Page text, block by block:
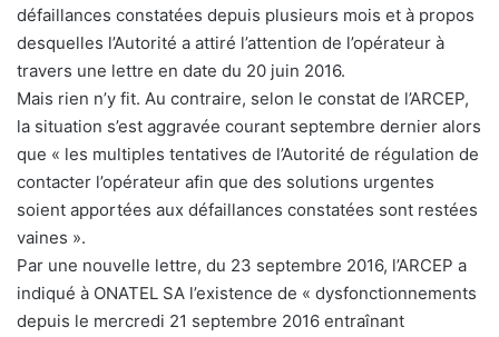
défaillances constatées depuis plusieurs mois et à propos
desquelles l’Autorité a attiré l’attention de l’opérateur à
travers une lettre en date du 20 juin 2016.
Mais rien n’y fit. Au contraire, selon le constat de l’ARCEP,
la situation s’est aggravée courant septembre dernier alors
que « les multiples tentatives de l’Autorité de régulation de
contacter l’opérateur afin que des solutions urgentes
soient apportées aux défaillances constatées sont restées
vaines ».
Par une nouvelle lettre, du 23 septembre 2016, l’ARCEP a
indiqué à ONATEL SA l’existence de « dysfonctionnements
depuis le mercredi 21 septembre 2016 entraînant